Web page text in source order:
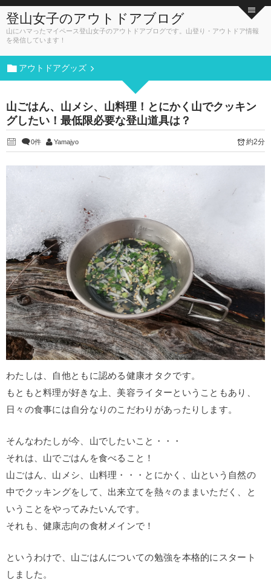
登山女子のアウトドアブログ
山にハマったマイペース登山女子のアウトドアブログです。山登り・アウトドア情報
を発信しています！
アウトドアグッズ
山ごはん、山メシ、山料理！とにかく山でクッキン
グしたい！最低限必要な登山道具は？
0件 Yamajyo 約2分
わたしは、自他ともに認める健康オタクです。
もともと料理が好きな上、美容ライターということもあり、
日々の食事には自分なりのこだわりがあったりします。
そんなわたしが今、山でしたいこと・・・
それは、山でごはんを食べること！
山ごはん、山メシ、山料理・・・とにかく、山という自然の
中でクッキングをして、出来立てを熱々のままいただく、と
いうことをやってみたいんです。
それも、健康志向の食材メインで！
というわけで、山ごはんについての勉強を本格的にスタート
しました。